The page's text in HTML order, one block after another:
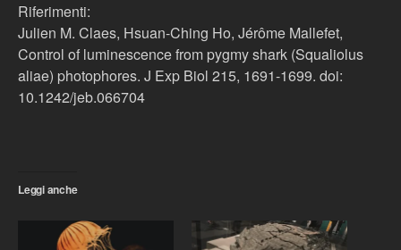
Riferimenti:
Julien M. Claes, Hsuan-Ching Ho, Jérôme Mallefet,
Control of luminescence from pygmy shark (Squaliolus
aliae) photophores. J Exp Biol 215, 1691-1699. doi:
10.1242/​jeb.066704
Leggi anche